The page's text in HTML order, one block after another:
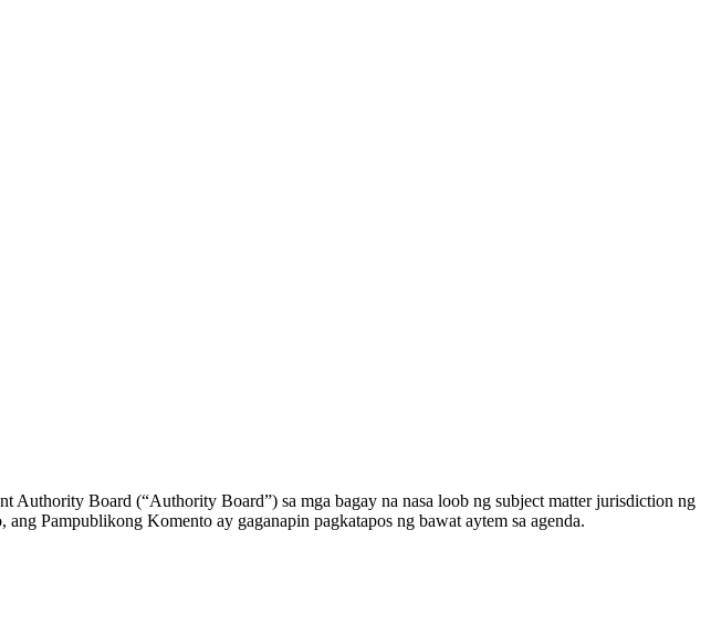
Authority Board (“Authority Board”) sa mga bagay na nasa loob ng subject matter jurisdiction ng
Pampublikong Komento ay gaganapin pagkatapos ng bawat aytem sa agenda.